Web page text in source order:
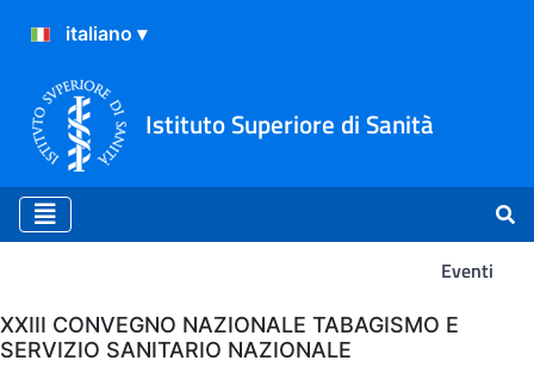
Istituto Superiore di Sanità
Eventi
Eventi
XXIII CONVEGNO NAZIONALE TABAGISMO E
SERVIZIO SANITARIO NAZIONALE